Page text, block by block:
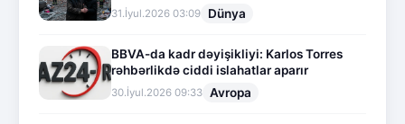
31.İyul.2026 03:09 Dünya
BBVA-da kadr dəyişikliyi: Karlos Torres
rəhbərlikdə ciddi islahatlar aparır
30.İyul.2026 09:33 Avropa